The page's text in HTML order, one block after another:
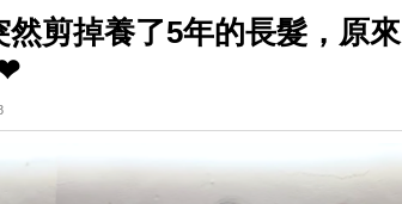
剪掉養了5年的長髮，原來